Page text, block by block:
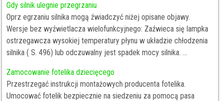
Gdy silnik ulegnie przegrzaniu
Oprz egrzaniu silnika mogą źwiadczyć niżej opisane objawy.
Wersje bez wyźwietlacza wielofunkcyjnego: Zaźwieca się lampka
ostrzegawcza wysokiej temperatury płynu w układzie chłodzenia
silnika ( S. 496) lub odczuwalny jest spadek mocy silnika. ...
Zamocowanie fotelika dziecięcego
Przestrzegać instrukcji montażowych producenta fotelika.
Umocować fotelik bezpiecznie na siedzeniu za pomocą pasa